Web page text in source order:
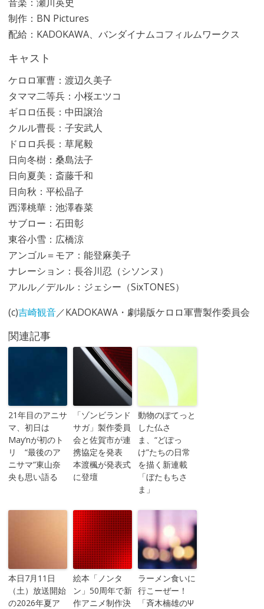
制作：BN Pictures
配給：KADOKAWA、バンダイナムコフィルムワークス
キャスト
ケロロ軍曹：渡辺久美子
タママ二等兵：小桜エツコ
ギロロ伍長：中田譲治
クルル曹長：子安武人
ドロロ兵長：草尾毅
日向冬樹：桑島法子
日向夏美：斎藤千和
日向秋：平松晶子
西澤桃華：池澤春菜
サブロー：石田彰
東谷小雪：広橋涼
アンゴル＝モア：能登麻美子
ナレーション：長谷川忍（シソンヌ）
アルル／デルル：ジェシー（SixTONES）
(c)吉崎観音／KADOKAWA・劇場版ケロロ軍曹製作委員会
関連記事
21年目のアニサ
マ、初日は
May’nが初のト
リ “最後のア
ニサマ”東山奈
央も思い語る
「ゾンビランド
サガ」製作委員
会と佐賀市が連
携協定を発表
本渡楓が発表式
に登壇
動物のぽてっと
した仏さ
ま、“どぽっ
け”たちの日常
を描く新連載
「ぼたもちさ
ま」
本日7月11日
（土）放送開始
の2026年夏ア
絵本「ノンタ
ン」50周年で新
作アニメ制作決
ラーメン食いに
行こーぜー！
「斉木楠雄のΨ